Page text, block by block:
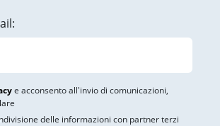
e acconsento all'invio di comunicazioni,
delle informazioni con partner terzi